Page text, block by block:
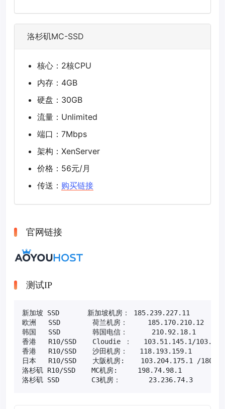
洛杉矶MC-SSD
核心：2核CPU
内存：4GB
硬盘：30GB
流量：Unlimited
端口：7Mbps
架构：XenServer
价格：56元/月
传送： 购买链接
官网链接
测试IP
新加坡 SSD       新加坡机房： 185.239.227.11
欧洲   SSD        荷兰机房：     185.170.210.12
韩国   SSD        韩国电信：      210.92.18.1
香港   R10/SSD    Cloudie ：   103.51.145.1/
香港   R10/SSD    沙田机房：   118.193.159.1
日本   R10/SSD    大阪机房:    103.204.175.1 /
洛杉矶 R10/SSD    MC机房:     198.74.98.1
洛杉矶 SSD        C3机房：       23.236.74.3